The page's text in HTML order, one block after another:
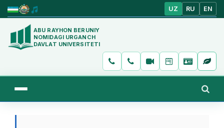
UZ RU EN
ABU RAYHON BERUNIY
NOMIDAGI URGANCH
DAVLAT UNIVERSITETI